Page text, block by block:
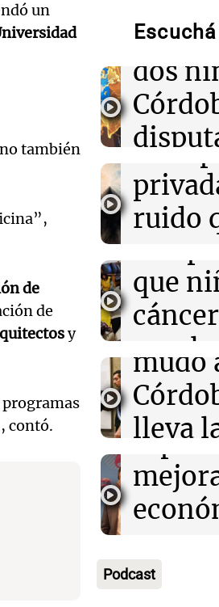
un
también
de
de
y
programas
contó.
Lanzaron una
niños con
14:42 Deportes
San Lorenzo
XIV visitar su
histórica visita
14:37 Deportes
Conmebol
de FIFA pero
privatización
14:34 Deportes
Walter
Rosario:
primeros ocho"
dos
Salta
Panorama
Audio.
de la
ruido
cosas
Editorial
Episodios
Audio.
que
día
La
Episodios
Audio.
una
mudó
lleva
La
Audio.
de los
espera
pero
sus
Audio.
el
Podcast